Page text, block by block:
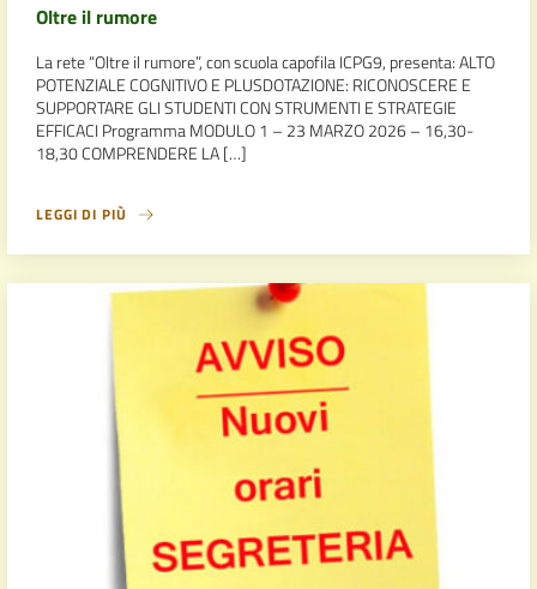
Oltre il rumore
La rete “Oltre il rumore”, con scuola capofila ICPG9, presenta: ALTO
POTENZIALE COGNITIVO E PLUSDOTAZIONE: RICONOSCERE E
SUPPORTARE GLI STUDENTI CON STRUMENTI E STRATEGIE
EFFICACI Programma MODULO 1 – 23 MARZO 2026 – 16,30-
18,30 COMPRENDERE LA […]
LEGGI DI PIÙ